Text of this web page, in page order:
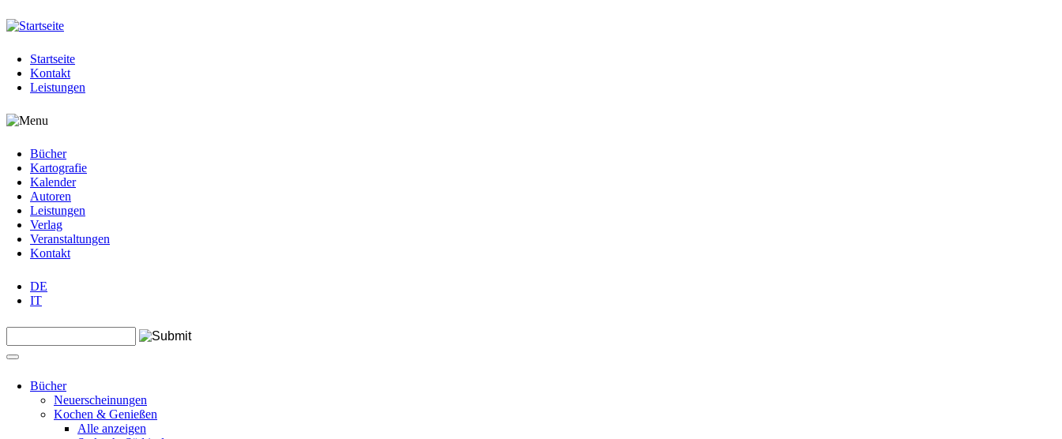
Jump to navigation
Startseite
Kontakt
Leistungen
Bücher
Kartografie
Kalender
Autoren
Leistungen
Verlag
Veranstaltungen
Kontakt
DE
IT
Suchformular
Bücher
Neuerscheinungen
Kochen & Genießen
Alle anzeigen